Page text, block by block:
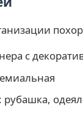
с